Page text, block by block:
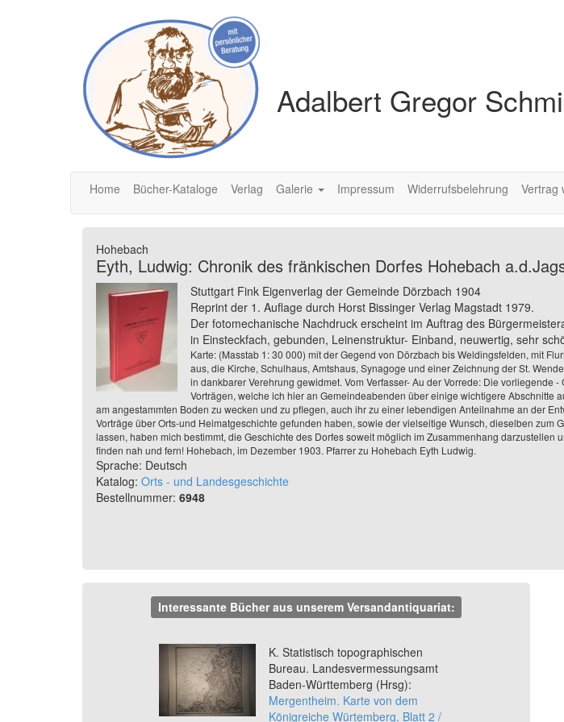
Adalbert Gregor
Home Bücher-Kataloge Verlag Galerie Impressum Widerrufsbelehrung Vertrag
Hohebach
Eyth, Ludwig: Chronik des fränkischen Dorfes Hohebach
Stuttgart Fink Eigenverlag der Gemeinde Dörzbach 1904
Reprint der 1. Auflage durch Horst Bissinger Verlag Magstadt 1979.
Der fotomechanische Nachdruck erscheint im Auftrag des
in Einsteckfach, gebunden, Leinenstruktur- Einband, neuwertig, sehr
Karte: (Masstab 1: 30 000) mit der Gegend von Dörzbach bis Weldingsfelden, mit
aus, die Kirche, Schulhaus, Amtshaus, Synagoge und einer Zeichnung der St.
in dankbarer Verehrung gewidmet. Vom Verfasser- Au der Vorrede: Die
Vorträgen, welche ich hier an Gemeindeabenden über einige wichtigere Abschnitte
am angestammten Boden zu wecken und zu pflegen, auch ihr zu einer lebendigen Anteilnahme an der
Vorträge über Orts-und Heimatgeschichte gefunden haben, sowie der vielseitige Wunsch, dieselben
lassen, haben mich bestimmt, die Geschichte des Dorfes soweit möglich im Zusammenhang
finden nah und fern! Hohebach, im Dezember 1903. Pfarrer zu Hohebach Eyth Ludwig.
Sprache: Deutsch
Katalog: Orts - und Landesgeschichte
Bestellnummer: 6948
Interessante Bücher aus unserem Versandantiquariat:
K. Statistisch topographischen
Bureau. Landesvermessungsamt
Baden-Württemberg (Hrsg):
Mergentheim. Karte von dem
Königreiche Würtemberg. Blatt 2 /
Previous